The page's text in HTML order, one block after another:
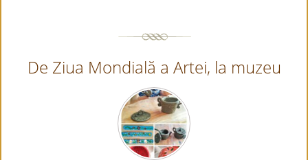
De Ziua Mondială a Artei, la muzeu